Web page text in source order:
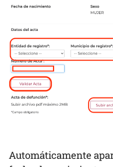
Automáticamente